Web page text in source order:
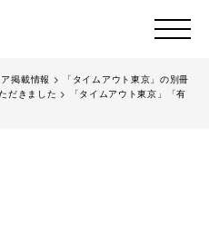
掲載情報 >
「タイムアウト東京」の別冊
だきました >
「タイムアウト東京」「有